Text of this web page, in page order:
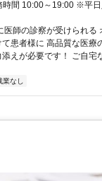
時間 10:00～19:00 ※平
医師の診察が受けられる
患者様に 高品質な医療
えが必要です！ ご自宅
業なし